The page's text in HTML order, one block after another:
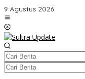
Lewati
ke
konten
9 Agustus 2026